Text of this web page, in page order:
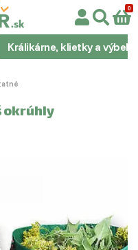
Králikárne, klietky a výbehy
okrúhly